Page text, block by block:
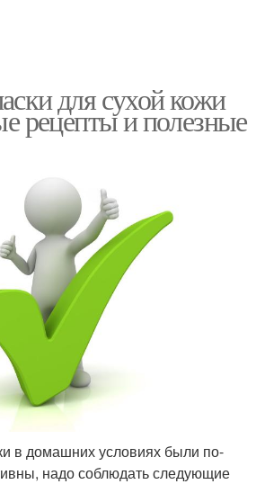
для сухой кожи
рецепты и полезные
в домашних условиях были по-
надо соблюдать следующие